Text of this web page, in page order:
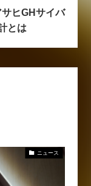
ヒGHサイバ
とは
ニュース